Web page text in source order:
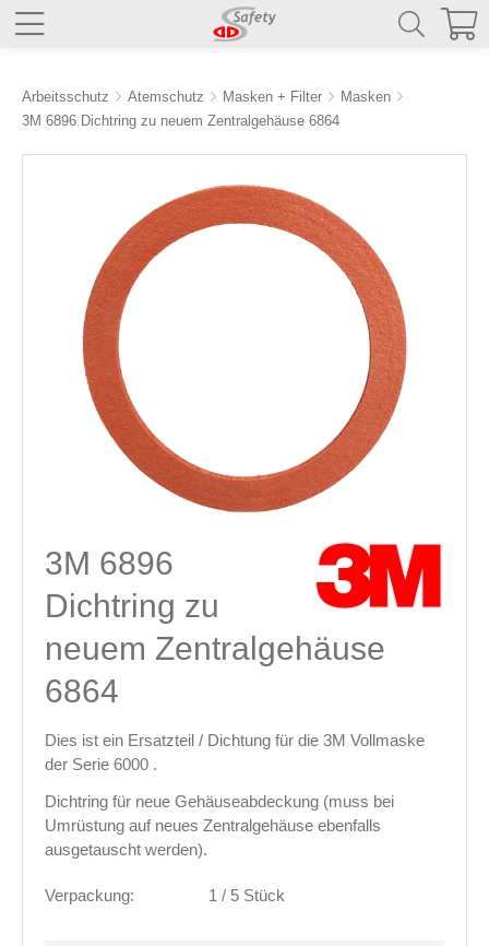
Arbeitsschutz Atemschutz Masken + Filter
Masken
3M 6896 Dichtring zu neuem Zentralgehäuse 6864
3M 6896
Dichtring zu
neuem Zentralgehäuse
6864
Dies ist ein Ersatzteil / Dichtung für die 3M Vollmaske
der Serie 6000 .
Dichtring für neue Gehäuseabdeckung (muss bei
Umrüstung auf neues Zentralgehäuse ebenfalls
ausgetauscht werden).
Verpackung: 1 / 5 Stück